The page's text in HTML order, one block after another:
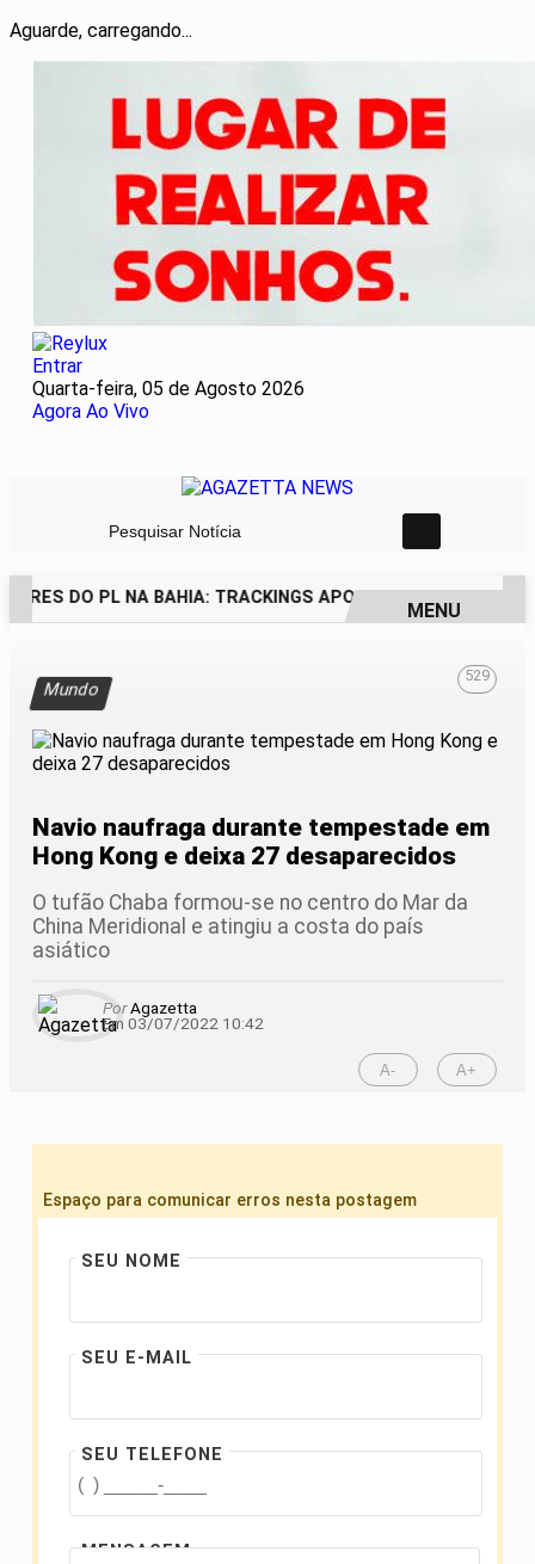
Aguarde, carregando...
Entrar
Quarta-feira, 05 de Agosto 2026
Agora Ao Vivo
Pesquisar Notícia
DO PL NA BAHIA: TRACKINGS APONTAM DRA. RAISSA
MENU
Mundo
529
Navio naufraga durante tempestade em
Hong Kong e deixa 27 desaparecidos
O tufão Chaba formou-se no centro do Mar da
China Meridional e atingiu a costa do país
asiático
PorAgazetta
Em 03/07/2022 10:42
A- A+
Espaço para comunicar erros nesta postagem
SEU NOME
SEU E-MAIL
SEU TELEFONE
MENSAGEM